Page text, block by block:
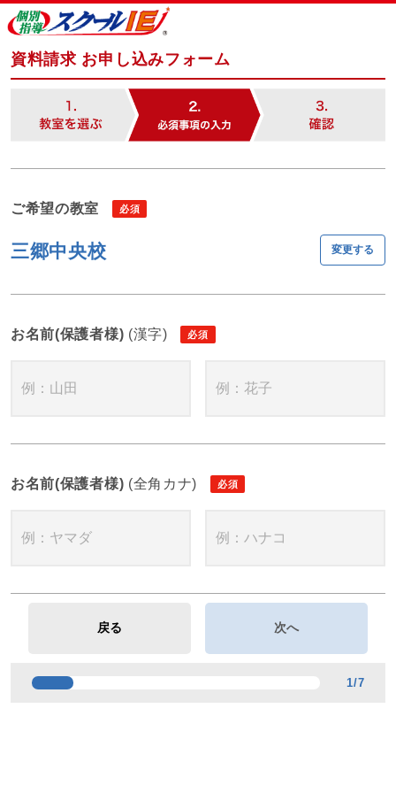
資料請求 お申し込みフォーム
ご希望の教室
三郷中央校 変更する
お名前(保護者様) (漢字)
お名前(保護者様) (全角カナ)
1/7